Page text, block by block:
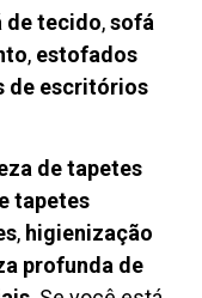
de tecido,sofá
, estofados
de escritórios
de tapetes
tapetes
, higienização
profunda de